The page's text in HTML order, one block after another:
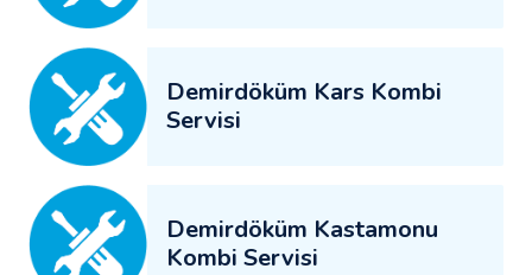
Demirdöküm Kars Kombi
Servisi
Demirdöküm Kastamonu
Kombi Servisi